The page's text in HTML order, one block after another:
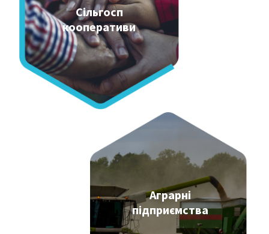
Сільгосп
кооперативи
Аграрні
підприємства